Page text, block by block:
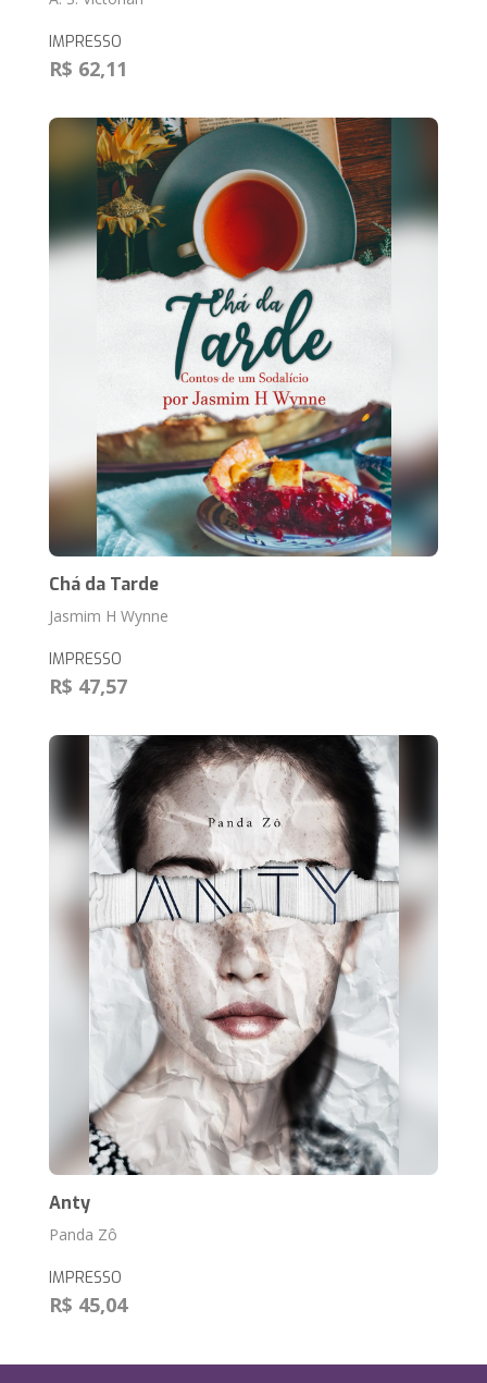
IMPRESSO
R$ 62,11
Chá da Tarde
Jasmim H Wynne
IMPRESSO
R$ 47,57
Anty
Panda Zô
IMPRESSO
R$ 45,04